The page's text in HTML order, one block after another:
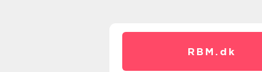
RBM. dk